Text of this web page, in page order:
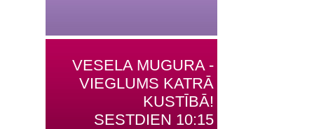
VESELA MUGURA -
VIEGLUMS KATRĀ
KUSTĪBĀ!
SESTDIEN 10:15